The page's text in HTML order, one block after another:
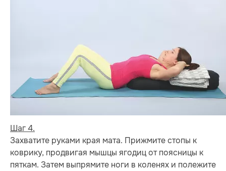
Шаг 4.
Захватите руками края мата. Прижмите стопы к
коврику, продвигая мышцы ягодиц от поясницы к
пяткам. Затем выпрямите ноги в коленях и полежите